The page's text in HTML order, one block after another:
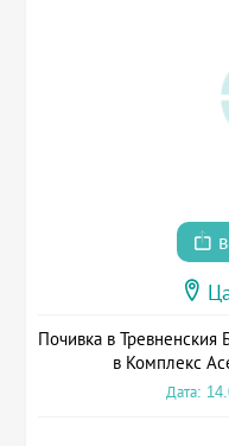
Почивка в Тревненския
в Комплекс
Дата: